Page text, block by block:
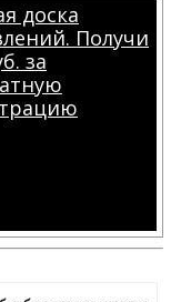
доска
Получи
за